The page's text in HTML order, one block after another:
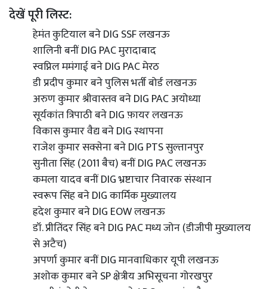
देखें पूरी लिस्ट:
हेमंत कुटियाल बने DIG SSF लखनऊ
शालिनी बनीं DIG PAC मुरादाबाद
स्वप्निल ममंगाई बने DIG PAC मेरठ
डी प्रदीप कुमार बने पुलिस भर्ती बोर्ड लखनऊ
अरुण कुमार श्रीवास्तव बने DIG PAC अयोध्या
सूर्यकांत त्रिपाठी बने DIG फ़ायर लखनऊ
विकास कुमार वैद्य बने DIG स्थापना
राजेश कुमार सक्सेना बने DIG PTS सुल्तानपुर
सुनीता सिंह (2011 बैच) बनीं DIG PAC लखनऊ
कमला यादव बनीं DIG भ्रष्टाचार निवारक संस्थान
स्वरूप सिंह बने DIG कार्मिक मुख्यालय
ह्रदेश कुमार बने DIG EOW लखनऊ
डॉ. प्रीतिंदर सिंह बने DIG PAC मध्य जोन (डीजीपी मुख्यालय
से अटैच)
अपर्णा कुमार बनीं DIG मानवाधिकार यूपी लखनऊ
अशोक कुमार बने SP क्षेत्रीय अभिसूचना गोरखपुर